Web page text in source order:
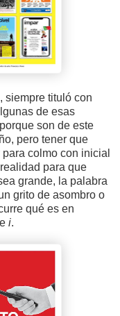
siempre tituló con
de esas
son de este
pero tener que
colmo con inicial
para que
grande, la palabra
grito de asombro o
qué es en
i.